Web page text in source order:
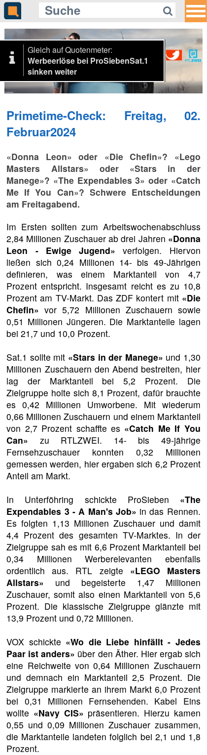
Gleich auf Quotenmeter:
Werbeerlöse bei ProSiebenSat.1
sinken weiter
Primetime-Check: Freitag, 02.
Februar2024
«Donna Leon» oder «Die Chefin»? «Lego
Masters Allstars» oder «Stars in der
Manege»? «The Expendables 3» oder «Catch
Me If You Can»? Schwere Entscheidungen
am Freitagabend.
Im Ersten sollten zum Arbeitswochenabschluss
2,84 Millionen Zuschauer ab drei Jahren «Donna
Leon - Ewige Jugend» verfolgen. Hiervon
ließen sich 0,24 Millionen 14- bis 49-Jährigen
definieren, was einem Marktanteil von 4,7
Prozent entspricht. Insgesamt reicht es zu 10,8
Prozent am TV-Markt. Das ZDF kontert mit «Die
Chefin» vor 5,72 Millionen Zuschauern sowie
0,51 Millionen Jüngeren. Die Marktanteile lagen
bei 21,7 und 10,0 Prozent.
Sat.1 sollte mit «Stars in der Manege» und 1,30
Millionen Zuschauern den Abend bestreiten, hier
lag der Marktanteil bei 5,2 Prozent. Die
Zielgruppe holte sich 8,1 Prozent, dafür brauchte
es 0,42 Millionen Umworbene. Mit wiederum
0,66 Millionen Zuschauern und einem Marktanteil
von 2,7 Prozent schaffte es «Catch Me If You
Can» zu RTLZWEI. 14- bis 49-jährige
Fernsehzuschauer konnten 0,32 Millionen
gemessen werden, hier ergaben sich 6,2 Prozent
Anteil am Markt.
In Unterföhring schickte ProSieben «The
Expendables 3 - A Man's Job» in das Rennen.
Es folgten 1,13 Millionen Zuschauer und damit
4,4 Prozent des gesamten TV-Marktes. In der
Zielgruppe sah es mit 6,6 Prozent Marktanteil bei
0,34 Millionen Werberelevanten ebenfalls
ordentlich aus. RTL zeigte «LEGO Masters
Allstars» und begeisterte 1,47 Millionen
Zuschauer, somit also einen Marktanteil von 5,6
Prozent. Die klassische Zielgruppe glänzte mit
13,9 Prozent und 0,72 Millionen.
VOX schickte «Wo die Liebe hinfällt - Jedes
Paar ist anders» über den Äther. Hier ergab sich
eine Reichweite von 0,64 Millionen Zuschauern
und demnach ein Marktanteil 2,5 Prozent. Die
Zielgruppe markierte an ihrem Markt 6,0 Prozent
bei 0,31 Millionen Fernsehenden. Kabel Eins
wollte «Navy CIS» präsentieren. Hierzu kamen
0,55 und 0,09 Millionen Zuschauer zusammen,
die Marktanteile landeten folglich bei 2,1 und 1,8
Prozent.